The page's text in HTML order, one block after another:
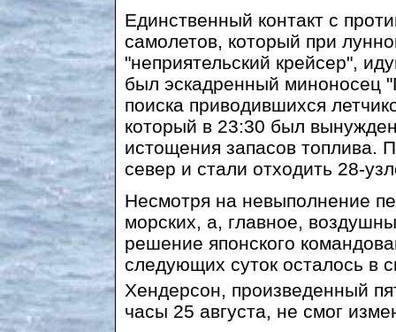
Единственный контакт с
самолетов, который при
"неприятельский крейсер",
был эскадренный миноносец
поиска приводившихся
который в 23:30 был
истощения запасов топлива.
север и стали отходить 28-
Несмотря на невыполнение
морских, а, главное,
решение японского
следующих суток осталось в
Хендерсон, произведенный
часы 25 августа, не смог